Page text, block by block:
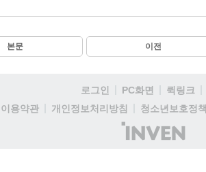
본문 이전
로그인 PC화면 퀵링크
이용약관
개인정보처리방침 청소년보호정책
(주)
인